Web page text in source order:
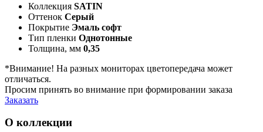
Коллекция SATIN
Оттенок Серый
Покрытие Эмаль софт
Тип пленки Однотонные
Толщина, мм 0,35
*Внимание! На разных мониторах цветопередача может
отличаться.
Просим принять во внимание при формировании заказа
Заказать
О коллекции